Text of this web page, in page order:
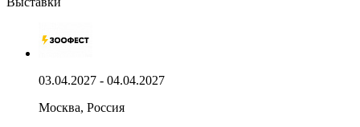
03.04.2027 - 04.04.2027
Москва, Россия